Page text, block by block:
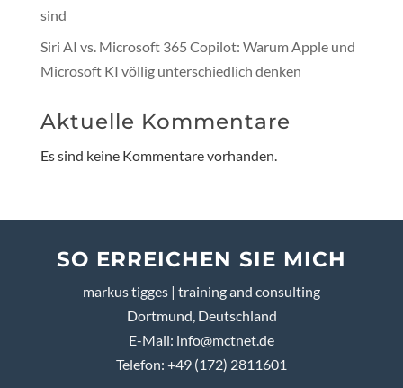
sind
Siri AI vs. Microsoft 365 Copilot: Warum Apple und
Microsoft KI völlig unterschiedlich denken
Aktuelle Kommentare
Es sind keine Kommentare vorhanden.
SO ERREICHEN SIE MICH
markus tigges | training and consulting
Dortmund, Deutschland
E-Mail: info@mctnet.de
Telefon: +49 (172) 2811601